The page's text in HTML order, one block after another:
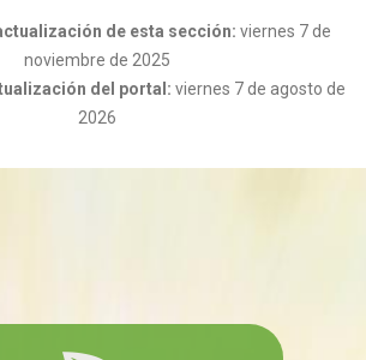
de esta sección: viernes 7 de
noviembre de 2025
del portal: viernes 7 de agosto de
2026